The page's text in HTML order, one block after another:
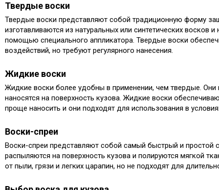
Твердые воски
Твердые воски представляют собой традиционную форму
изготавливаются из натуральных или синтетических восков
помощью специального аппликатора.​ Твердые воски
воздействий, но требуют регулярного нанесения.​
Жидкие воски
Жидкие воски более удобны в применении, чем твердые.
наносятся на поверхность кузова.​ Жидкие воски
проще наносить и они подходят для использования в
Воски-спреи
Воски-спреи представляют собой самый быстрый и простой
распыляются на поверхность кузова и полируются мягкой
от пыли, грязи и легких царапин, но не подходят для